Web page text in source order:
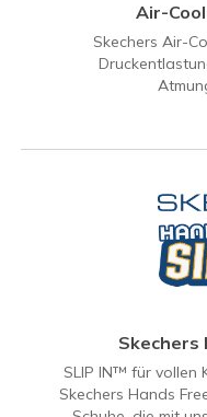
Air-
Skechers Air-
Skechers
SLIP IN™ für vollen
Skechers Hands